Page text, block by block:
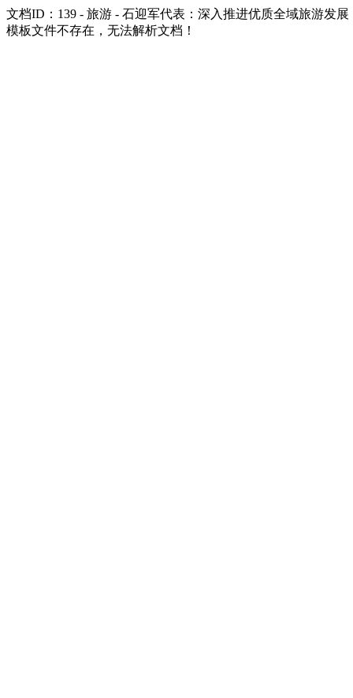
文档ID：139 - 旅游 - 石迎军代表：深入推进优质全域旅游发展
模板文件不存在，无法解析文档！